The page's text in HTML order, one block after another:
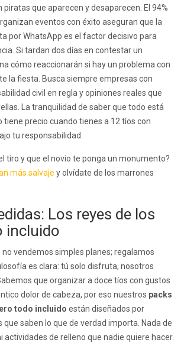
piratas que aparecen y desaparecen. El 94%
eventos con éxito aseguran que la
por WhatsApp es el factor decisivo para
Si tardan dos días en contestar un
cómo reaccionarán si hay un problema con
la fiesta. Busca siempre empresas con
civil en regla y opiniones reales que
La tranquilidad de saber que todo está
tiene precio cuando tienes a 12 tíos con
tu responsabilidad.
tiro y que el novio te ponga un monumento?
más salvaje y olvídate de los marrones
Los reyes de los
incluido
no vendemos simples planes; regalamos
es clara: tú solo disfruta, nosotros
que organizar a doce tíos con gustos
dolor de cabeza, por eso nuestros packs
todo incluido están diseñados por
saben lo que de verdad importa. Nada de
actividades de relleno que nadie quiere hacer.